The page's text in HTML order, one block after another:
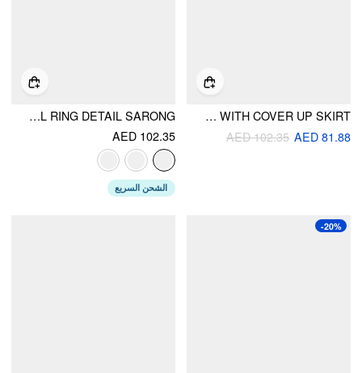
HALTER NECKLINE CONTRASTING BINDING CROCHET TRIANGLE CHEEKY BIKINI SET WITH COVER UP SKIRT
AED 81.88
AED 102.35
HALTER NECKLINE RING LINKED TRIANGLE TIE SIDE BIKINI SET WITH METAL RING DETAIL SARONG
AED 102.35
الشحن السريع
-20%